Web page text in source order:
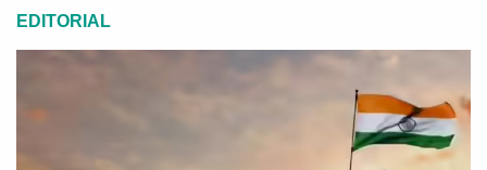
EDITORIAL